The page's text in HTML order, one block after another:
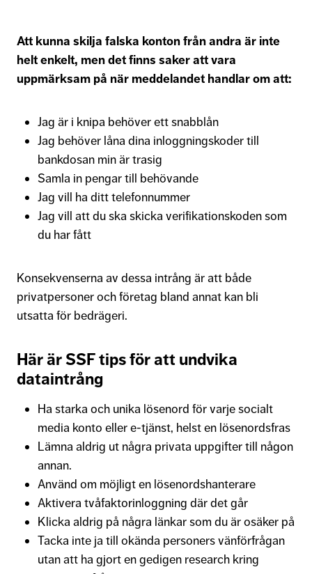
Att kunna skilja falska konton från andra är inte
helt enkelt, men det finns saker att vara
uppmärksam på när meddelandet handlar om att:
Jag är i knipa behöver ett snabblån
Jag behöver låna dina inloggningskoder till
bankdosan min är trasig
Samla in pengar till behövande
Jag vill ha ditt telefonnummer
Jag vill att du ska skicka verifikationskoden som
du har fått
Konsekvenserna av dessa intrång är att både
privatpersoner och företag bland annat kan bli
utsatta för bedrägeri.
Här är SSF tips för att undvika
dataintrång
Ha starka och unika lösenord för varje socialt
media konto eller e-tjänst, helst en lösenordsfras
Lämna aldrig ut några privata uppgifter till någon
annan.
Använd om möjligt en lösenordshanterare
Aktivera tvåfaktorinloggning där det går
Klicka aldrig på några länkar som du är osäker på
Tacka inte ja till okända personers vänförfrågan
utan att ha gjort en gedigen research kring